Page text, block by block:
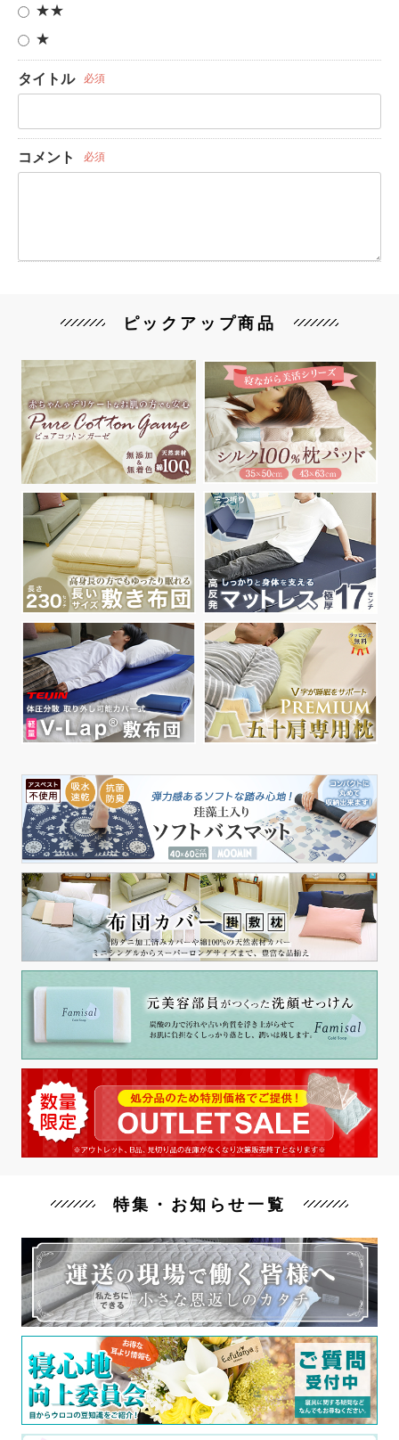
★★
★
タイトル 必須
コメント 必須
ピックアップ商品
特集・お知らせ一覧